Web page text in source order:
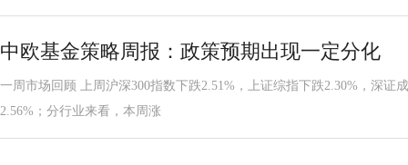
中欧基金策略周报：政策预期出现一定分化
一周市场回顾 上周沪深300指数下跌2.51%，上证综指下跌2.30%，深证
2.56%；分行业来看，本周涨